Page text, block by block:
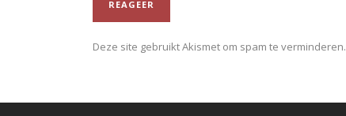
Deze site gebruikt Akismet om spam te verminderen.